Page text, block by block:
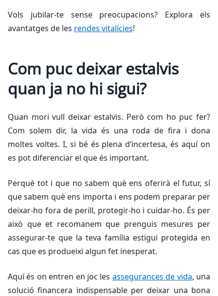
Vols jubilar-te sense preocupacions? Explora els
avantatges de les rendes vitalícies!
Com puc deixar estalvis
quan ja no hi sigui?
Quan mori vull deixar estalvis. Però com ho puc fer?
Com solem dir, la vida és una roda de fira i dona
moltes voltes. I, si bé és plena d’incertesa, és aquí on
es pot diferenciar el que és important.
Perquè tot i que no sabem què ens oferirà el futur, sí
que sabem què ens importa i ens podem preparar per
deixar-ho fora de perill, protegir-ho i cuidar-ho. És per
això que et recomanem que prenguis mesures per
assegurar-te que la teva família estigui protegida en
cas que es produeixi algun fet inesperat.
Aquí és on entren en joc les assegurances de vida, una
solució financera indispensable per deixar una bona